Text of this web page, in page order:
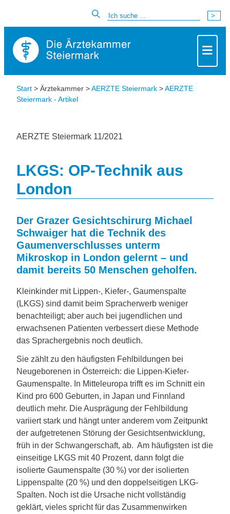
Start > Ärztekammer >AERZTE Steiermark >AERZTE
Steiermark - Artikel
AERZTE Steiermark 11/2021
LKGS: OP-Technik aus
London
Der Grazer Gesichtschirurg Michael
Schwaiger hat die Technik des
Gaumenverschlusses unterm
Mikroskop in London gelernt – und
damit bereits 50 Menschen geholfen.
Kleinkinder mit Lippen-, Kiefer-, Gaumenspalte
(LKGS) sind damit beim Spracherwerb weniger
benachteiligt; aber auch bei jugendlichen und
erwachsenen Patienten verbessert diese Methode
das Sprachergebnis noch deutlich.
Sie zählt zu den häufigsten Fehlbildungen bei
Neugeborenen in Österreich: die Lippen-Kiefer-
Gaumenspalte. In Mitteleuropa trifft es im Schnitt ein
Kind pro 600 Geburten, in Japan und Finnland
deutlich mehr. Die Ausprägung der Fehlbildung
variiert stark und hängt unter anderem vom Zeitpunkt
der aufgetretenen Störung der Gesichtsentwicklung,
früh in der Schwangerschaft, ab. Am häufigsten ist die
einseitige LKGS mit 40 Prozent, dann folgt die
isolierte Gaumenspalte (30 %) vor der isolierten
Lippenspalte (20 %) und den doppelseitigen LKG-
Spalten. Noch ist die Ursache nicht vollständig
geklärt, vieles spricht für das Zusammenwirken